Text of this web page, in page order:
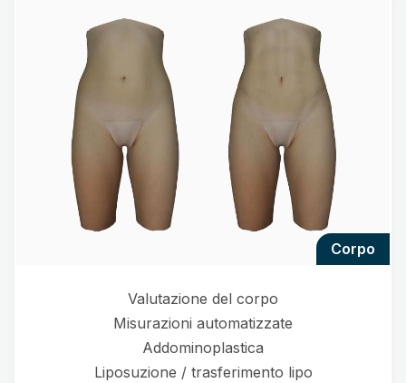
corpo
Valutazione del corpo
Misurazioni automatizzate
Addominoplastica
Liposuzione / trasferimento lipo